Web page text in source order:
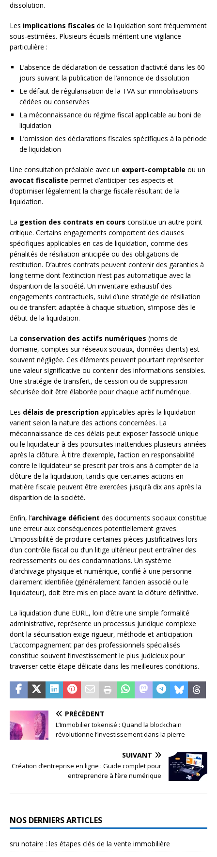
dissolution.
Les implications fiscales de la liquidation sont fréquemment
sous-estimées. Plusieurs écueils méritent une vigilance
particulière :
L’absence de déclaration de cessation d’activité dans les 60
jours suivant la publication de l’annonce de dissolution
Le défaut de régularisation de la TVA sur immobilisations
cédées ou conservées
La méconnaissance du régime fiscal applicable au boni de
liquidation
L’omission des déclarations fiscales spécifiques à la période
de liquidation
Une consultation préalable avec un expert-comptable ou un
avocat fiscaliste permet d’anticiper ces aspects et
d’optimiser légalement la charge fiscale résultant de la
liquidation.
La gestion des contrats en cours constitue un autre point
critique. Certains engagements comportent des clauses
spécifiques applicables en cas de liquidation, comme des
pénalités de résiliation anticipée ou des obligations de
restitution. D’autres contrats peuvent contenir des garanties à
long terme dont l’extinction n’est pas automatique avec la
disparition de la société. Un inventaire exhaustif des
engagements contractuels, suivi d’une stratégie de résiliation
ou de transfert adaptée à chaque situation, s’impose dès le
début de la liquidation.
La conservation des actifs numériques (noms de
domaine, comptes sur réseaux sociaux, données clients) est
souvent négligée. Ces éléments peuvent pourtant représenter
une valeur significative ou contenir des informations sensibles.
Une stratégie de transfert, de cession ou de suppression
sécurisée doit être élaborée pour chaque actif numérique.
Les délais de prescription applicables après la liquidation
varient selon la nature des actions concernées. La
méconnaissance de ces délais peut exposer l’associé unique
ou le liquidateur à des poursuites inattendues plusieurs années
après la clôture. À titre d’exemple, l’action en responsabilité
contre le liquidateur se prescrit par trois ans à compter de la
clôture de la liquidation, tandis que certaines actions en
matière fiscale peuvent être exercées jusqu’à dix ans après la
disparition de la société.
Enfin, l’archivage déficient des documents sociaux constitue
une erreur aux conséquences potentiellement graves.
L’impossibilité de produire certaines pièces justificatives lors
d’un contrôle fiscal ou d’un litige ultérieur peut entraîner des
redressements ou des condamnations. Un système
d’archivage physique et numérique, confié à une personne
clairement identifiée (généralement l’ancien associé ou le
liquidateur), doit être mis en place avant la clôture définitive.
La liquidation d’une EURL, loin d’être une simple formalité
administrative, représente un processus juridique complexe
dont la sécurisation exige rigueur, méthode et anticipation.
L’accompagnement par des professionnels spécialisés
constitue souvent l’investissement le plus judicieux pour
traverser cette étape délicate dans les meilleures conditions.
PRÉCÉDENT
L’Immobilier tokenisé : Quand la blockchain
révolutionne l’investissement dans la pierre
SUIVANT
Création d’entreprise en ligne : Guide complet pour
entreprendre à l’ère numérique
NOS DERNIERS ARTICLES
sru notaire : les étapes clés de la vente immobilière